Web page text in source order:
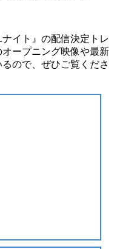
イト』の配信決定トレ
ープニング映像や最新
ので、ぜひご覧くださ